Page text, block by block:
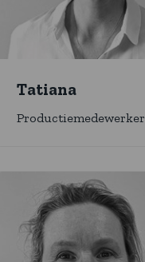
Tatiana
Productiemedewerker